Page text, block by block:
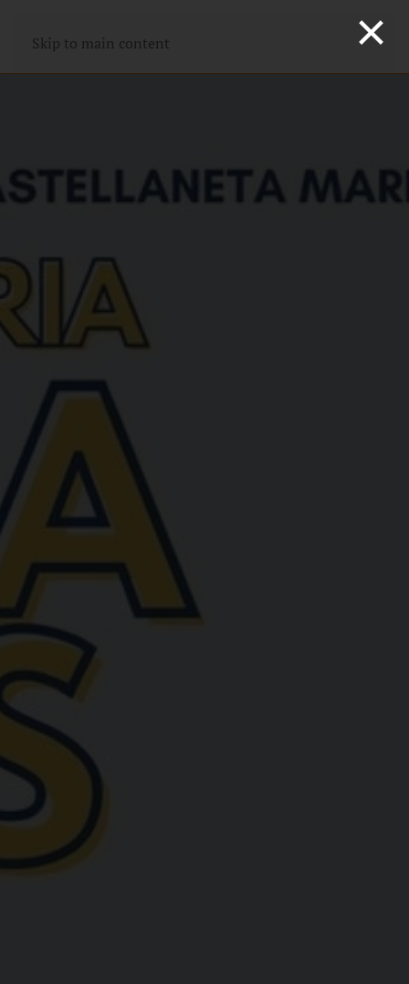
Skip to main content ×